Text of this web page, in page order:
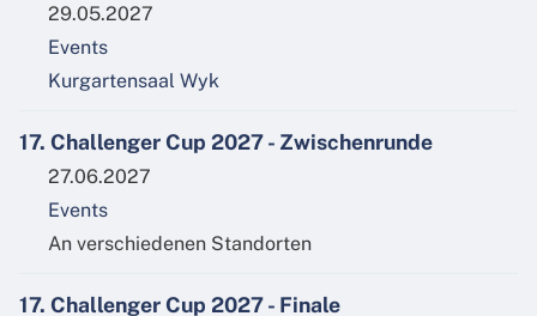
29.05.2027
Events
Kurgartensaal Wyk
17. Challenger Cup 2027 - Zwischenrunde
27.06.2027
Events
An verschiedenen Standorten
17. Challenger Cup 2027 - Finale